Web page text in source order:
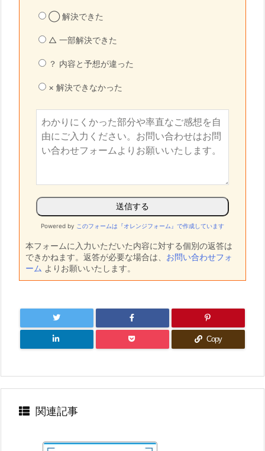
◯ 解決できた
△ 一部解決できた
？ 内容と予想が違った
× 解決できなかった
Powered by このフォームは『オレンジフォーム』で作成しています
本フォームに入力いただいた内容に対する個別の返答は
できかねます。返答が必要な場合は、 お問い合わせフォ
ーム よりお願いいたします。
Copy
関連記事